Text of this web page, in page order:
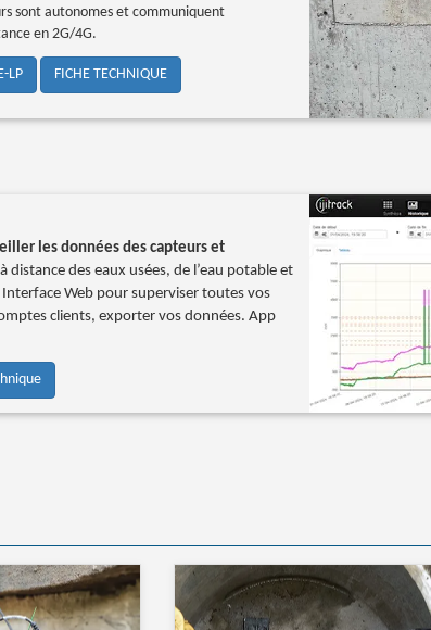
sont autonomes et communiquent
en 2G/4G.
LP FICHE TECHNIQUE
les données des capteurs et
distance des eaux usées, de l’eau potable et
Interface Web pour superviser toutes vos
clients, exporter vos données. App